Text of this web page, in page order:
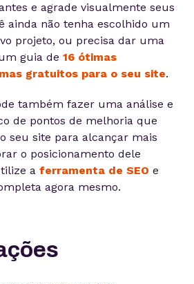
e agrade visualmente seus
ainda não tenha escolhido um
projeto, ou precisa dar uma
guia de 16 ótimas
gratuitos para o seu site.
também fazer uma análise e
de pontos de melhoria que
seu site para alcançar mais
o posicionamento dele
a ferramenta de SEO e
agora mesmo.